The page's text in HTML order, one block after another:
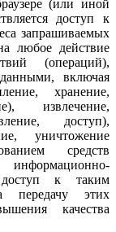
(или иной
доступ к
запрашиваемых
любое действие
(операций),
включая
хранение,
извлечение,
доступ),
уничтожение
средств
доступ к таким
этих
качества